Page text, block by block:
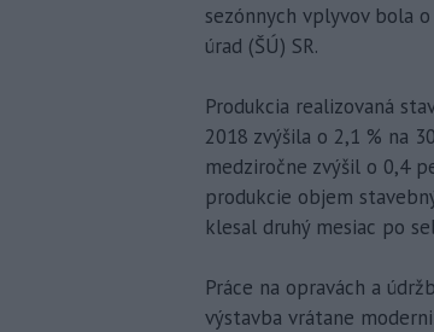
sezónnych vplyvov bola
úrad (ŠÚ) SR.
Produkcia realizovaná
2018 zvýšila o 2,1 % na
medziročne zvýšil o 0,4
produkcie objem
klesal druhý mesiac po
Práce na opravách a
výstavba vrátane